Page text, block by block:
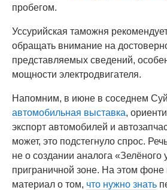
пробегом.
Уссурийская таможня
обращать внимание на
представляемых сведений,
мощности электродвигателя.
Напомним, в июне в соседнем
автомобильная выставка,
экспорт автомобилей и
может, это подстегнуло спрос.
не о создании аналога «Зелёного
приграничной зоне. На этом
материал о том, что нужно знать